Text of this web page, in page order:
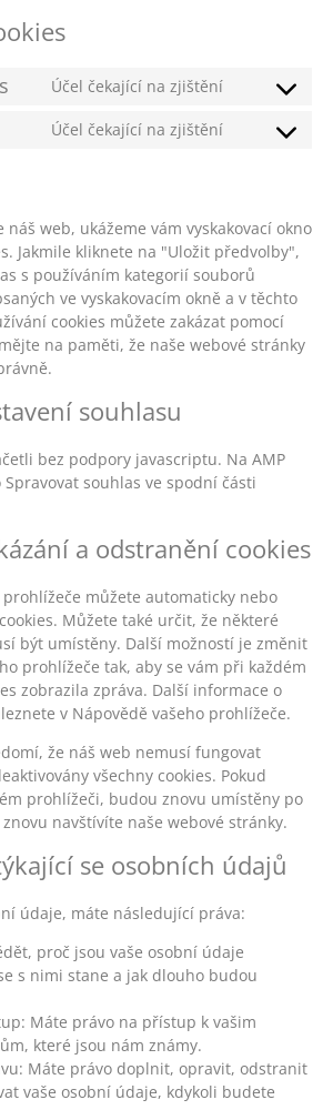
Účel čekající na zjištění
Účel čekající na zjištění
web, ukážeme vám vyskakovací okno
Jakmile kliknete na "Uložit předvolby",
s používáním kategorií souborů
ve vyskakovacím okně a v těchto
cookies můžete zakázat pomocí
na paměti, že naše webové stránky
souhlasu
bez podpory javascriptu. Na AMP
souhlas ve spodní části
a odstranění cookies
můžete automaticky nebo
Můžete také určit, že některé
být umístěny. Další možností je změnit
prohlížeče tak, aby se vám při každém
zobrazila zpráva. Další informace o
v Nápovědě vašeho prohlížeče.
že náš web nemusí fungovat
všechny cookies. Pokud
prohlížeči, budou znovu umístěny po
navštívíte naše webové stránky.
se osobních údajů
údaje, máte následující práva:
proč jsou vaše osobní údaje
s nimi stane a jak dlouho budou
Máte právo na přístup k vašim
které jsou nám známy.
Máte právo doplnit, opravit, odstranit
vaše osobní údaje, kdykoli budete